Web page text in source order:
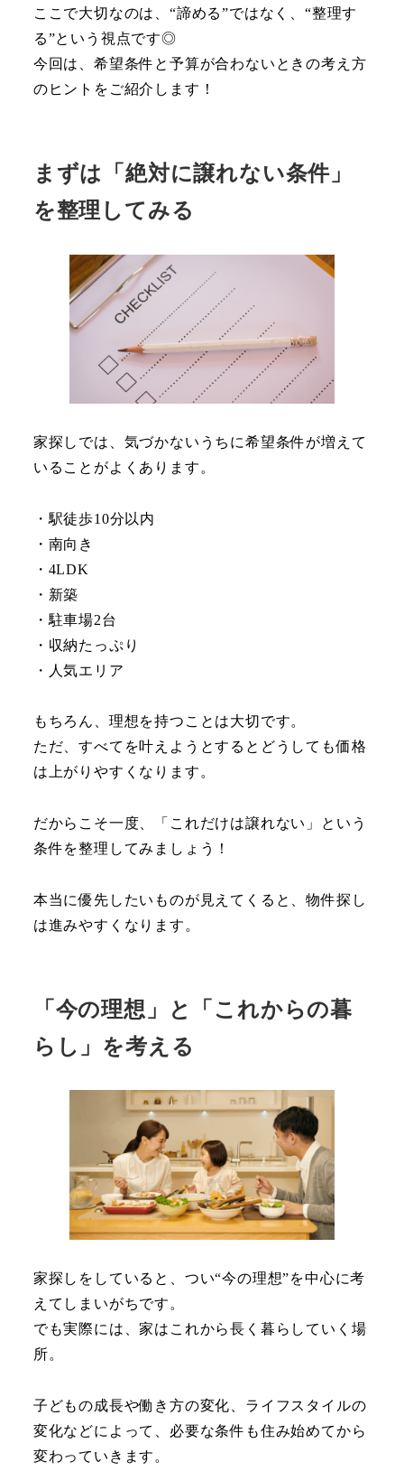
ここで大切なのは、“諦める”ではなく、“整理す
る”という視点です◎
今回は、希望条件と予算が合わないときの考え方
のヒントをご紹介します！
まずは「絶対に譲れない条件」
を整理してみる
家探しでは、気づかないうちに希望条件が増えて
いることがよくあります。
・駅徒歩10分以内
・南向き
・4LDK
・新築
・駐車場2台
・収納たっぷり
・人気エリア
もちろん、理想を持つことは大切です。
ただ、すべてを叶えようとするとどうしても価格
は上がりやすくなります。
だからこそ一度、「これだけは譲れない」という
条件を整理してみましょう！
本当に優先したいものが見えてくると、物件探し
は進みやすくなります。
「今の理想」と「これからの暮
らし」を考える
家探しをしていると、つい“今の理想”を中心に考
えてしまいがちです。
でも実際には、家はこれから長く暮らしていく場
所。
子どもの成長や働き方の変化、ライフスタイルの
変化などによって、必要な条件も住み始めてから
変わっていきます。